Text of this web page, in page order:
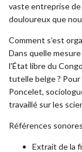
vaste entreprise de
douloureux que
Comment s’est
Dans quelle
l’État libre du
tutelle belge ? Pour
Poncelet,
travaillé sur les
Références sonores
Extrait de la